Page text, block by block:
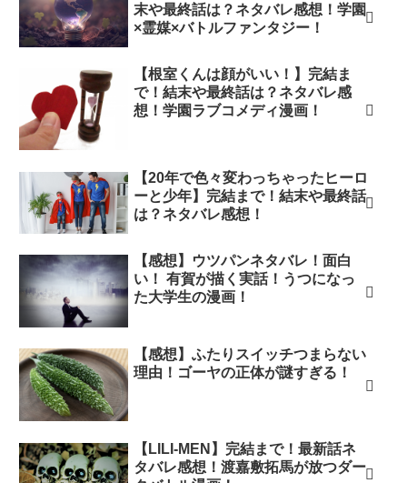
末や最終話は？ネタバレ感想！学園
×霊媒×バトルファンタジー！
【根室くんは顔がいい！】完結ま
で！結末や最終話は？ネタバレ感
想！学園ラブコメディ漫画！
【20年で色々変わっちゃったヒーロ
ーと少年】完結まで！結末や最終話
は？ネタバレ感想！
【感想】ウツパンネタバレ！面白
い！ 有賀が描く実話！うつになっ
た大学生の漫画！
【感想】ふたりスイッチつまらない
理由！ゴーヤの正体が謎すぎる！
【LILI-MEN】完結まで！最新話ネ
タバレ感想！渡嘉敷拓馬が放つダー